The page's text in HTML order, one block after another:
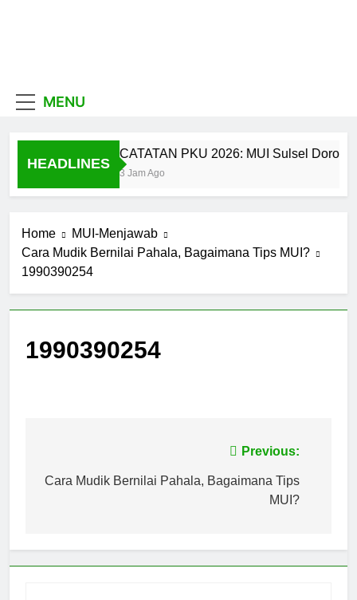
MENU
HEADLINES
CATATAN PKU 2026: MUI Sulsel
3 Jam Ago
Home
MUI-Menjawab
Cara Mudik Bernilai Pahala, Bagaimana Tips MUI?
1990390254
1990390254
pos
Previous:
Cara Mudik Bernilai Pahala, Bagaimana Tips
MUI?